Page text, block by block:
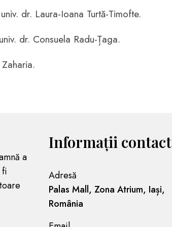
dr. Laura-Ioana Turtă-Timofte.
dr. Consuela Radu-Țaga.
a
Informații contact
Adresă
Palas Mall, Zona Atrium, Iași,
România